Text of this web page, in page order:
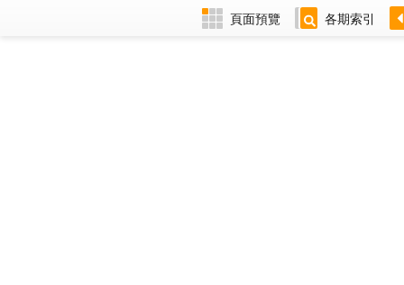
頁面預覽 各期索引